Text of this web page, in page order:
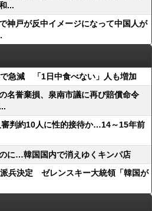
...
神戸が反中イメージになって中国人が
急減 「1日中食べない」人も増加
名誉棄損、泉南市議に再び賠償命令
審判約10人に性的接待か…14～15年前
に…韓国国内で消えゆくキンパ店
兵決定 ゼレンスキー大統領「韓国が